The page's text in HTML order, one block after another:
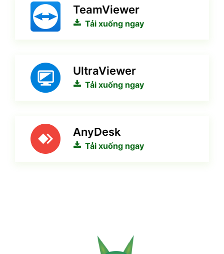
TeamViewer
Tải xuống ngay
UltraViewer
Tải xuống ngay
AnyDesk
Tải xuống ngay